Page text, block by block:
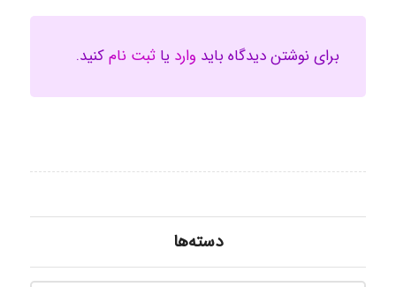
برای نوشتن دیدگاه باید وارد یا ثبت نامکنید.
دسته‌ها